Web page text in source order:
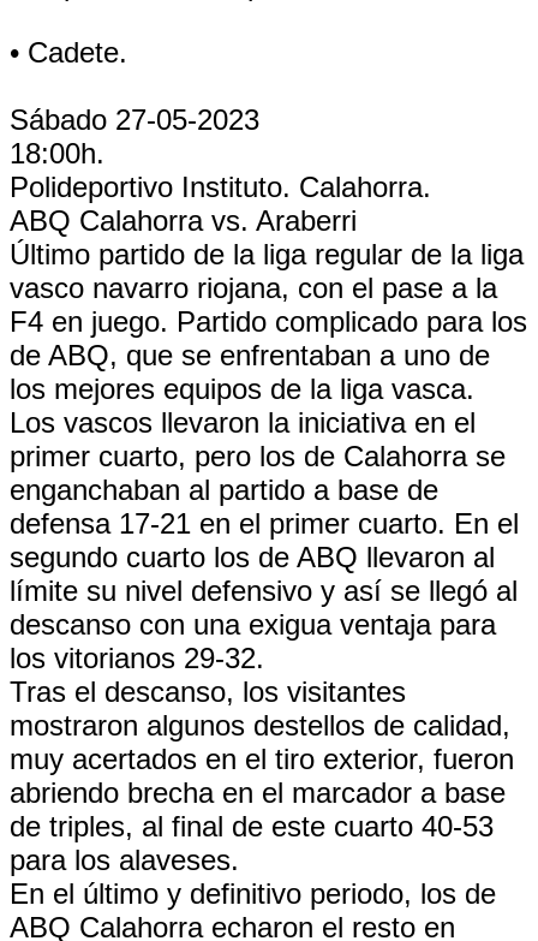
• Cadete.
Sábado 27-05-2023
18:00h.
Polideportivo Instituto. Calahorra.
ABQ Calahorra vs. Araberri
Último partido de la liga regular de la liga
vasco navarro riojana, con el pase a la
F4 en juego. Partido complicado para los
de ABQ, que se enfrentaban a uno de
los mejores equipos de la liga vasca.
Los vascos llevaron la iniciativa en el
primer cuarto, pero los de Calahorra se
enganchaban al partido a base de
defensa 17-21 en el primer cuarto. En el
segundo cuarto los de ABQ llevaron al
límite su nivel defensivo y así se llegó al
descanso con una exigua ventaja para
los vitorianos 29-32.
Tras el descanso, los visitantes
mostraron algunos destellos de calidad,
muy acertados en el tiro exterior, fueron
abriendo brecha en el marcador a base
de triples, al final de este cuarto 40-53
para los alaveses.
En el último y definitivo periodo, los de
ABQ Calahorra echaron el resto en